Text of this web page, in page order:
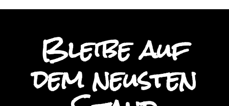
Bleibe auf
dem neusten